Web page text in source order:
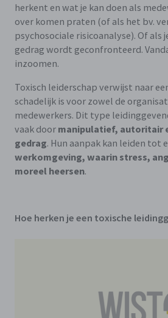
herkent en wat je kan doen als
over komen praten (of als het bv.
psychosociale risicoanalyse). Of als
gedrag wordt geconfronteerd.
inzoomen.
Toxisch leiderschap verwijst naar
schadelijk is voor zowel de
medewerkers. Dit type
vaak door manipulatief, autoritair
gedrag. Hun aanpak kan leiden tot
werkomgeving, waarin stress,
moreel heersen.
Hoe herken je een toxische